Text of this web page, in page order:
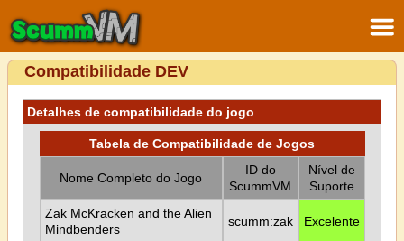
Compatibilidade DEV
Detalhes de compatibilidade do jogo
Tabela de Compatibilidade de Jogos
Nome Completo do Jogo
ID do
ScummVM
Nível de
Suporte
Zak McKracken and the Alien
Mindbenders
scumm:zak Excelente